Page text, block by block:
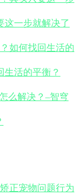
这一步就解决了
生活的平衡？